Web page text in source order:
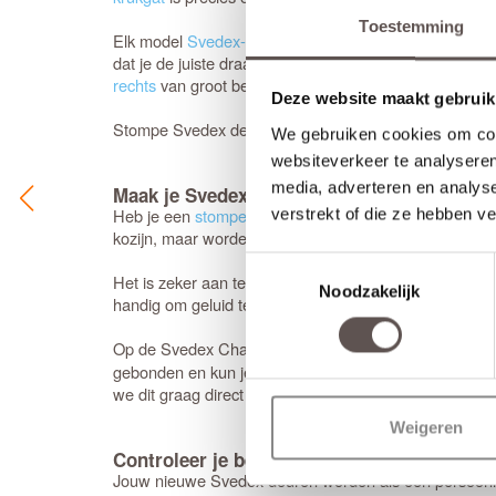
Toestemming
Deze website maakt
We gebruiken cookies om
websiteverkeer te
media, adverteren en
verstrekt of die ze hebben
Noodzakelijk
Weigeren
Elk modelSvedex-deur
is leverbaar in zowel een
dat je de juiste draairichting doorgeeft tijdens het
rechtsvan groot belang.
Stompe Svedex deuren zijn altijdarmgeschaafd.
Maak je Svedex Character binnendeur
Heb je eenstompe deurnodig? Dan is het handig
kozijn, maar worden op de deur gemonteerd (zonder
Het is zeker aan te raden om te kiezen voor een
handig om geluid te dempen. Een nadeel is dat de
Op de Svedex Character-deuren heb je volledige
gebonden en kun je ook voor andere merken
we dit graag direct voor je voor. Houd er wel
Controleer je bestelling zorgvuldig
Jouw nieuwe Svedex deuren worden als een